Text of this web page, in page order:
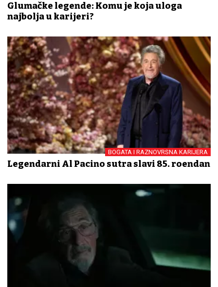
Glumačke legende: Komu je koja uloga
najbolja u karijeri?
BOGATA I RAZNOVRSNA KARIJERA
Legendarni Al Pacino sutra slavi 85. rođendan